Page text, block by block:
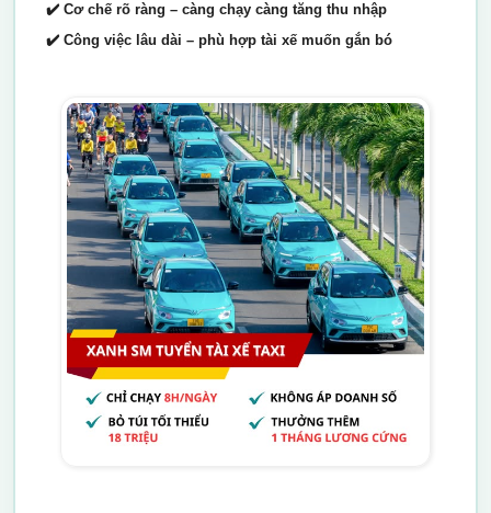
✔️ Cơ chế rõ ràng – càng chạy càng tăng thu nhập
✔️ Công việc lâu dài – phù hợp tài xế muốn gắn bó